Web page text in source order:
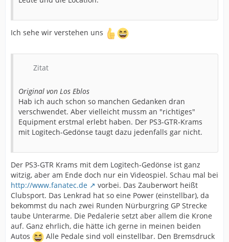
Ich sehe wir verstehen uns
Zitat
Original von Los Eblos
Hab ich auch schon so manchen Gedanken dran
verschwendet. Aber vielleicht mussm an "richtiges"
Equipment erstmal erlebt haben. Der PS3-GTR-Krams
mit Logitech-Gedönse taugt dazu jedenfalls gar nicht.
Der PS3-GTR Krams mit dem Logitech-Gedönse ist ganz
witzig, aber am Ende doch nur ein Videospiel. Schau mal bei
http://www.fanatec.de
vorbei. Das Zauberwort heißt
Clubsport. Das Lenkrad hat so eine Power (einstellbar), da
bekommst du nach zwei Runden Nürburgring GP Strecke
taube Unterarme. Die Pedalerie setzt aber allem die Krone
auf. Ganz ehrlich, die hätte ich gerne in meinen beiden
Autos
Alle Pedale sind voll einstellbar. Den Bremsdruck